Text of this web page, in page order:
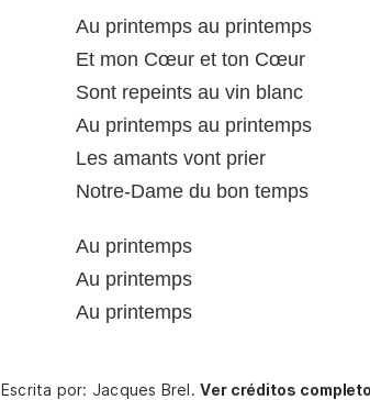
Au printemps au printemps
Et mon Cœur et ton Cœur
Sont repeints au vin blanc
Au printemps au printemps
Les amants vont prier
Notre-Dame du bon temps
Au printemps
Au printemps
Au printemps
Escrita por: Jacques Brel. Ver créditos